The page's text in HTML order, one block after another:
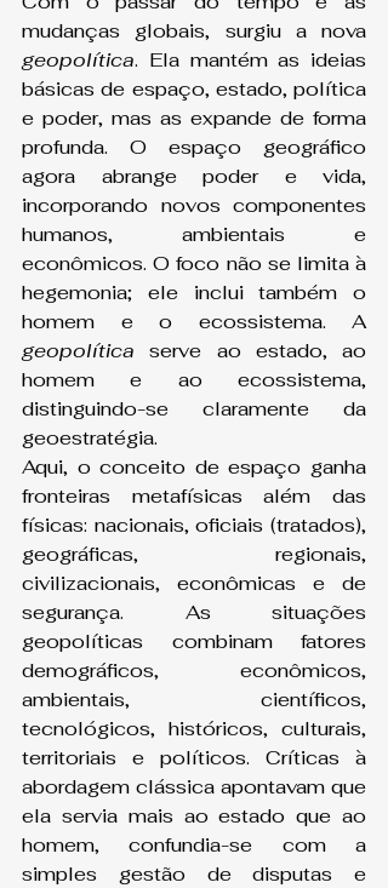
geopolítica. Ela mantém as ideias
básicas de espaço, estado, política
e poder, mas as expande de forma
profunda. O espaço geográfico
agora abrange poder e vida,
incorporando novos componentes
humanos, ambientais e
econômicos. O foco não se limita à
hegemonia; ele inclui também o
homem e o ecossistema. A
geopolítica serve ao estado, ao
homem e ao ecossistema,
distinguindo-se claramente da
geoestratégia.
Aqui, o conceito de espaço ganha
fronteiras metafísicas além das
físicas: nacionais, oficiais (tratados),
geográficas, regionais,
civilizacionais, econômicas e de
segurança. As situações
geopolíticas combinam fatores
demográficos, econômicos,
ambientais, científicos,
tecnológicos, históricos, culturais,
territoriais e políticos. Críticas à
abordagem clássica apontavam que
ela servia mais ao estado que ao
homem, confundia-se com a
simples gestão de disputas e